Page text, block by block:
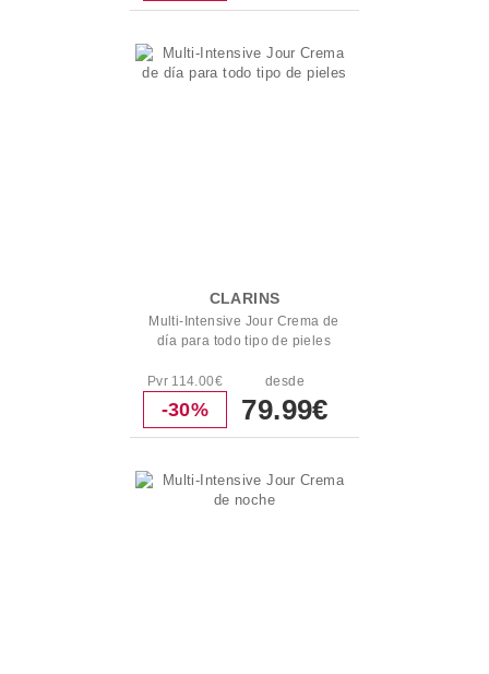
CLARINS
Multi-Intensive Jour Crema de
día para todo tipo de pieles
Pvr 114.00€
-30%
desde
79.99€